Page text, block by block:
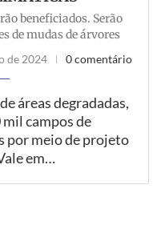
beneficiados. Serão
de mudas de árvores
de 2024 0 comentário
áreas degradadas,
campos de
por meio de projeto
em…